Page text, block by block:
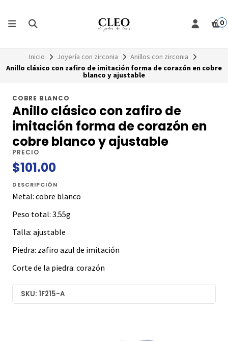
0
Inicio Joyería con zirconia
Anillos con zirconia
Anillo clásico con zafiro de imitación forma de corazón en cobre
blanco y ajustable
COBRE BLANCO
Anillo clásico con zafiro de
imitación forma de corazón en
cobre blanco y ajustable
PRECIO
$101.00
DESCRIPCIÓN
Metal: cobre blanco
Peso total: 3.55g
Talla: ajustable
Piedra: zafiro azul de imitación
Corte de la piedra: corazón
SKU: 1F215-A